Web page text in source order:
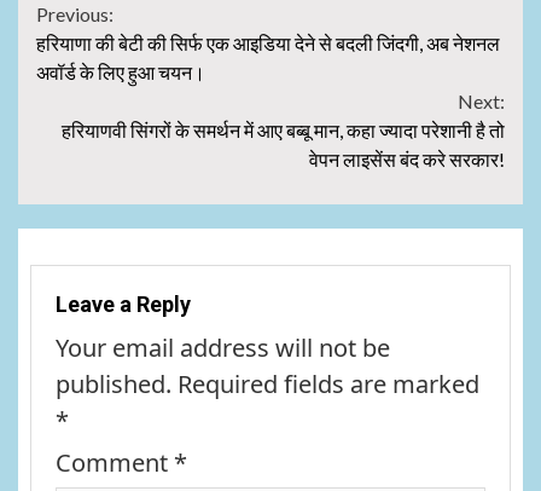
Continue
Reading
Previous:
हरियाणा की बेटी की सिर्फ एक आइडिया देने से बदली जिंदगी, अब नेशनल
अवॉर्ड के लिए हुआ चयन।
Next:
हरियाणवी सिंगरों के समर्थन में आए बब्बू मान, कहा ज्यादा परेशानी है तो
वेपन लाइसेंस बंद करे सरकार!
Leave a Reply
Your email address will not be
published. Required fields are marked
*
Comment *